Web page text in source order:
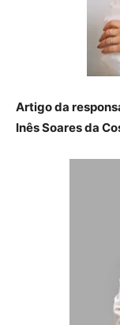
Artigo da
Inês Soares da